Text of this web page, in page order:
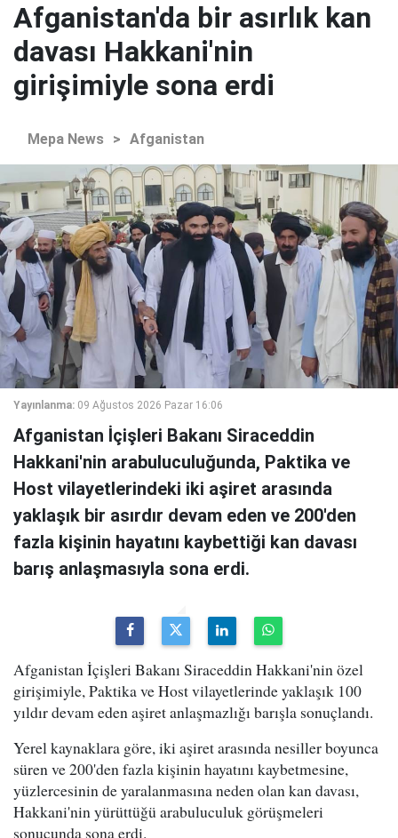
Afganistan'da bir asırlık kan
davası Hakkani'nin
girişimiyle sona erdi
Mepa News > Afganistan
Yayınlanma: 09 Ağustos 2026 Pazar 16:06
Afganistan İçişleri Bakanı Siraceddin
Hakkani'nin arabuluculuğunda, Paktika ve
Host vilayetlerindeki iki aşiret arasında
yaklaşık bir asırdır devam eden ve 200'den
fazla kişinin hayatını kaybettiği kan davası
barış anlaşmasıyla sona erdi.
Afganistan İçişleri Bakanı Siraceddin Hakkani'nin özel
girişimiyle, Paktika ve Host vilayetlerinde yaklaşık 100
yıldır devam eden aşiret anlaşmazlığı barışla sonuçlandı.
Yerel kaynaklara göre, iki aşiret arasında nesiller boyunca
süren ve 200'den fazla kişinin hayatını kaybetmesine,
yüzlercesinin de yaralanmasına neden olan kan davası,
Hakkani'nin yürüttüğü arabuluculuk görüşmeleri
sonucunda sona erdi.